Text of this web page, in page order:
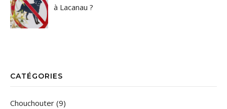
à Lacanau ?
CATÉGORIES
Chouchouter (9)